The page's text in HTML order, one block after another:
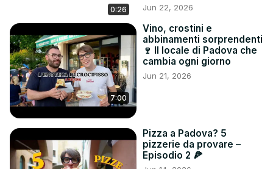
0:26 Jun 22, 2026
7:00
Vino, crostini e
abbinamenti sorprendenti
🍷 Il locale di Padova che
cambia ogni giorno
Jun 21, 2026
Pizza a Padova? 5
pizzerie da provare –
Episodio 2 🍕